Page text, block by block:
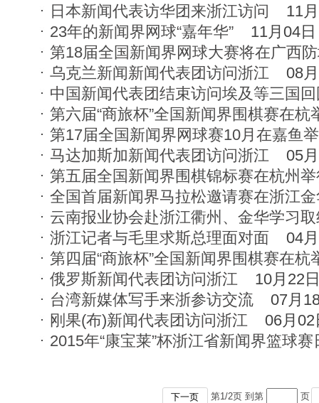
日本新闻代表访华团来浙江访问
11
23年的新闻界网球“嘉年华”
11月04日
第18届全国新闻界网球大赛将在广西
乌克兰新闻新闻代表团访问浙江
08
中国新闻代表团结束访问埃及等三国
第六届“商旅杯”全国新闻界围棋赛在杭
第17届全国新闻界网球赛10月在嘉鱼
马达加斯加新闻代表团访问浙江
05
第五届全国新闻界围棋锦标赛在杭州
全国首届新闻界马拉松邀请赛在浙江
云南报业协会赴浙江衢州、金华学习
浙江记者与毛里求斯总理面对面
04
第四届“商旅杯”全国新闻界围棋赛在杭
俄罗斯新闻代表团访问浙江
10月22
台湾新媒体写手来浙参访交流
07月
刚果(布)新闻代表团访问浙江
06月02
2015年“康宝莱”杯浙江省新闻界篮球
下一页 第1/2页 到第 页